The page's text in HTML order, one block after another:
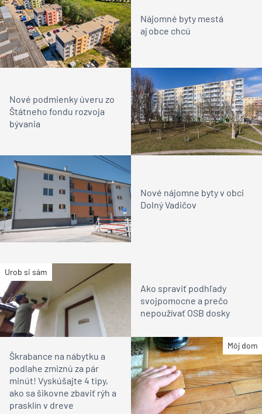
Nájomné byty mestá
aj obce chcú
Nové podmienky úveru zo
Štátneho fondu rozvoja
bývania
Nové nájomne byty v obci
Dolný Vadičov
Urob si sám
Ako spraviť podhľady
svojpomocne a prečo
nepoužívať OSB dosky
Môj dom
Škrabance na nábytku a
podlahe zmiznú za pár
minút! Vyskúšajte 4 tipy,
ako sa šikovne zbaviť rýh a
prasklín v dreve